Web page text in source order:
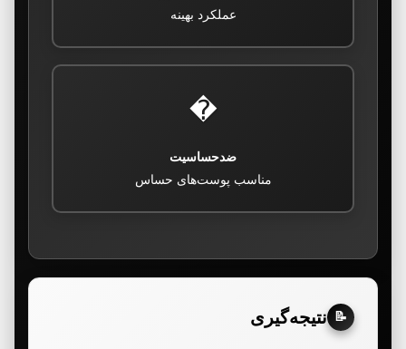
عملکرد بهینه
�️
ضدحساسیت
مناسب پوست‌های حساس
📝 نتیجه‌گیری